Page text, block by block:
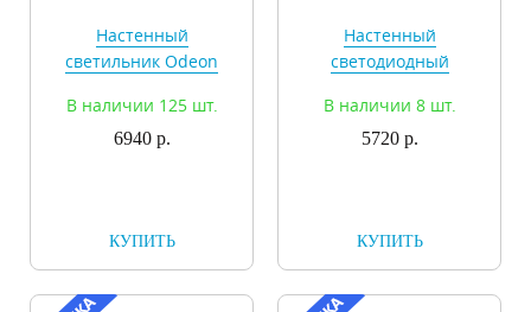
Настенный
светильник Odeon
В наличии 125 шт.
6940 р.
КУПИТЬ
Настенный
светодиодный
Light Boccolo
3544/5LW
В наличии 8 шт.
5720 р.
КУПИТЬ